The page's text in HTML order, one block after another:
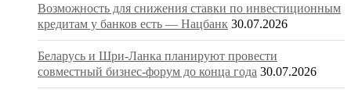
Возможность для снижения ставки по инвестиционным
кредитам у банков есть — Нацбанк 30.07.2026
Беларусь и Шри-Ланка планируют провести
совместный бизнес-форум до конца года 30.07.2026